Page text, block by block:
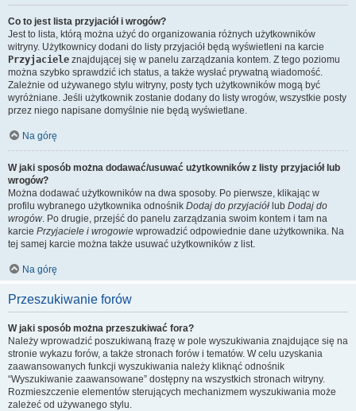
Co to jest lista przyjaciół i wrogów?
Jest to lista, którą można użyć do organizowania różnych użytkowników
witryny. Użytkownicy dodani do listy przyjaciół będą wyświetleni na karcie
Przyjaciele znajdującej się w panelu zarządzania kontem. Z tego poziomu
można szybko sprawdzić ich status, a także wysłać prywatną wiadomość.
Zależnie od używanego stylu witryny, posty tych użytkowników mogą być
wyróżniane. Jeśli użytkownik zostanie dodany do listy wrogów, wszystkie posty
przez niego napisane domyślnie nie będą wyświetlane.
Na górę
W jaki sposób można dodawać/usuwać użytkowników z listy przyjaciół lub
wrogów?
Można dodawać użytkowników na dwa sposoby. Po pierwsze, klikając w
profilu wybranego użytkownika odnośnik Dodaj do przyjaciół lub Dodaj do
wrogów. Po drugie, przejść do panelu zarządzania swoim kontem i tam na
karcie Przyjaciele i wrogowie wprowadzić odpowiednie dane użytkownika. Na
tej samej karcie można także usuwać użytkowników z list.
Na górę
Przeszukiwanie forów
W jaki sposób można przeszukiwać fora?
Należy wprowadzić poszukiwaną frazę w pole wyszukiwania znajdujące się na
stronie wykazu forów, a także stronach forów i tematów. W celu uzyskania
zaawansowanych funkcji wyszukiwania należy kliknąć odnośnik
“Wyszukiwanie zaawansowane” dostępny na wszystkich stronach witryny.
Rozmieszczenie elementów sterujących mechanizmem wyszukiwania może
zależeć od używanego stylu.